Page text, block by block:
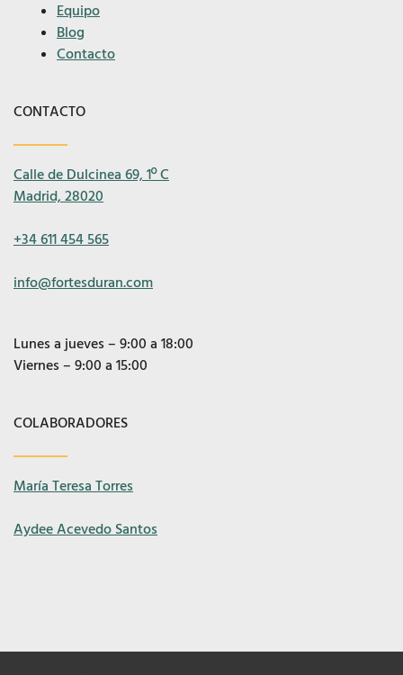
Equipo
Blog
Contacto
CONTACTO
Calle de Dulcinea 69, 1º C
Madrid, 28020
+34 611 454 565
info@fortesduran.com
Lunes a jueves – 9:00 a 18:00
Viernes – 9:00 a 15:00
COLABORADORES
María Teresa Torres
Aydee Acevedo Santos